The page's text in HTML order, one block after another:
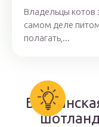
Владельцы котов
самом деле
полагать,...